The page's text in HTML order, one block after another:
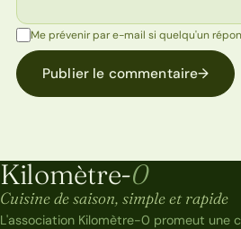
Me prévenir par e-mail si quelqu'un
Publier le commentaire→
Kilomètre-0
Kilomètre-0
Cuisine de saison, simple et rapide
L'association Kilomètre-0 promeut une